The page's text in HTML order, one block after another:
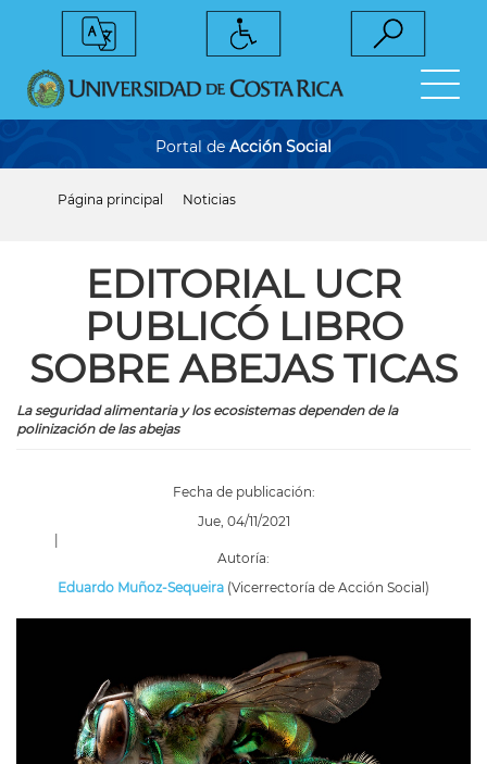
Portal de Acción Social
navegación
Página principal Noticias
EDITORIAL UCR
PUBLICÓ LIBRO
SOBRE ABEJAS TICAS
La seguridad alimentaria y los ecosistemas dependen de la
polinización de las abejas
Fecha de publicación:
Jue, 04/11/2021
|
Autoría:
Eduardo Muñoz-Sequeira (Vicerrectoría de Acción Social)